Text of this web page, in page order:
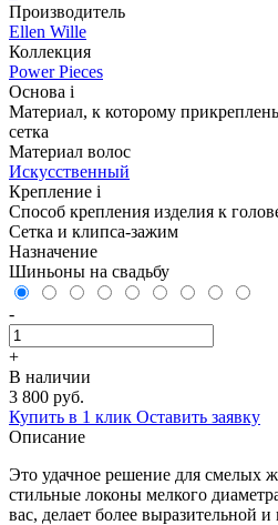
Производитель
Ellen Wille
Коллекция
Power Pieces
Основа i
Материал, к которому
сетка
Материал волос
Искусственный
Крепление i
Способ крепления изделия к
Сетка и клипса-зажим
Назначение
Шиньоны на свадьбу
-
+
В наличии
3 800 руб.
Купить в 1 клик Оставить заявку
Описание
Это удачное решение для смелых
стильные локоны мелкого
вас, делает более выразительной